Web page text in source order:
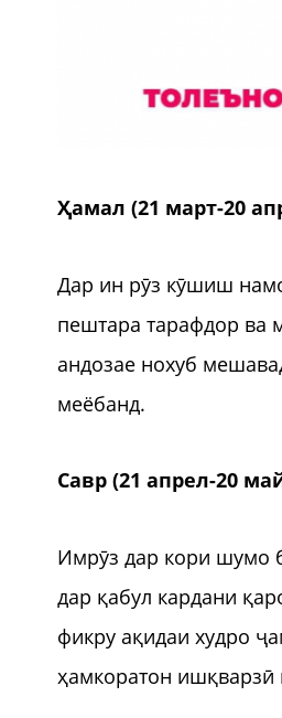
Ҳамал (21 март-20
Дар ин рӯз кӯшиш
пештара тарафдор ва
андозае нохуб
меёбанд.
Савр (21 апрел-20
Имрӯз дар кори шумо
дар қабул кардани
фикру ақидаи худро
ҳамкоратон ишқварзӣ